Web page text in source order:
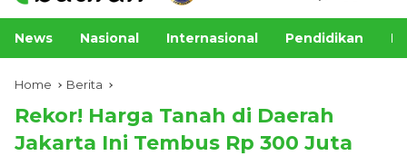
News Nasional Internasional Pendidikan
Home Berita
Rekor! Harga Tanah di Daerah
Jakarta Ini Tembus Rp 300 Juta